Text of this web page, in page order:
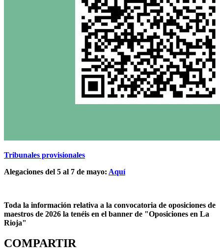
Tribunales provisionales
Alegaciones del 5 al 7 de mayo: Aquí
Toda la información relativa a la convocatoria de oposiciones de
maestros de 2026 la tenéis en el banner de "Oposiciones en La
Rioja"
COMPARTIR